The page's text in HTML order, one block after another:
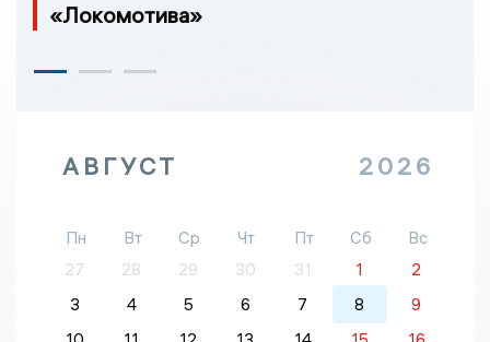
«Локомотива»
АВГУСТ 2026
Пн Вт Ср Чт Пт Сб
Вс
27
28 29 30 31 1
2
3
4 5 6 7 8
9